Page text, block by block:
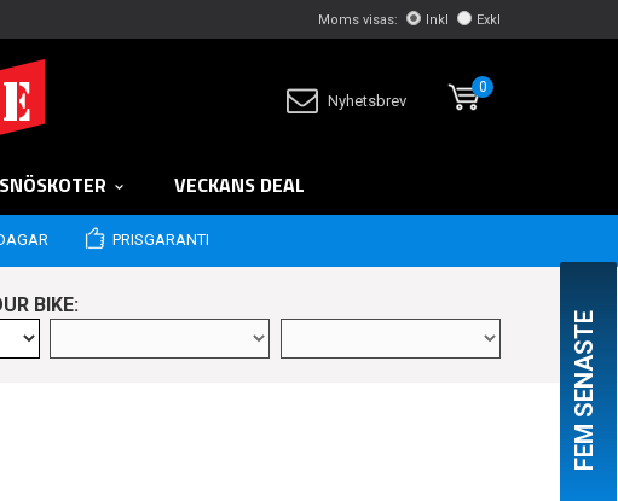
Moms visas: Inkl Exkl
Nyhetsbrev
0
SNÖSKOTER VECKANS DEAL
PRISGARANTI
BIKE:
FEM SENASTE